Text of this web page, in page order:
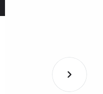
GOLF 1.4 HYBRID
DSG6 GTE
Carburant :
Hybride